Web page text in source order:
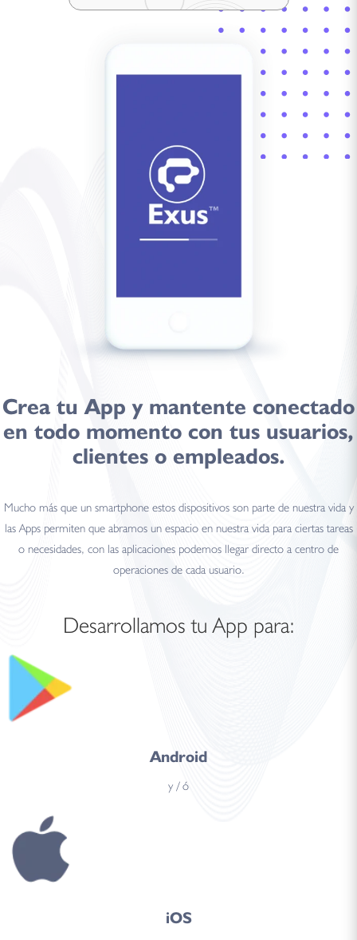
Crea tuApp y mantente conectado
en todo momento con tus usuarios,
clientes o empleados.
Mucho más que un smartphone estos dispositivos son parte de nuestra vida y
las Apps permiten que abramos un espacio en nuestra vida para ciertas tareas
o necesidades, con las aplicaciones podemos llegar directo a centro de
operaciones de cada usuario.
Desarrollamos tu App para:
Android
y / ó
iOS